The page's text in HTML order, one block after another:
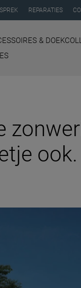
REPARATIES
&
ook.